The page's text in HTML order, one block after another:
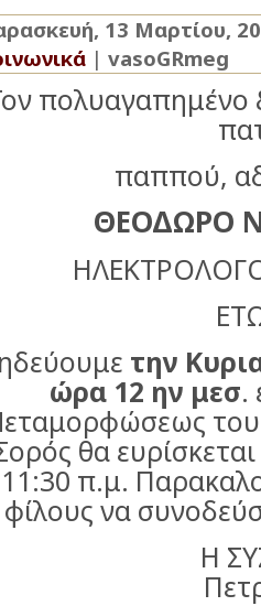
13 Μαρτίου,
| vasoGRmeg
πολυαγαπημένο
παππού,
ΘΕΟΔΩΡΟ
την
ώρα 12 ην μεσ.
θα
11:30 π.μ.
φίλους να
Η